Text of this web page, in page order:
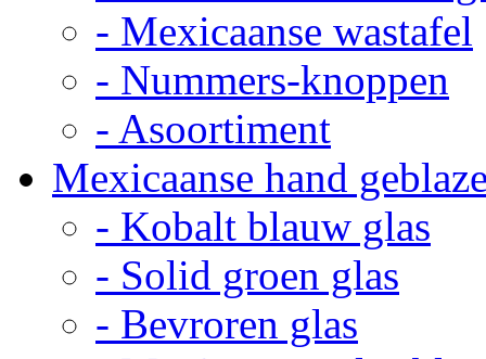
- Mexicaanse wastafel
- Nummers-knoppen
- Asoortiment
Mexicaanse hand
- Kobalt blauw glas
- Solid groen glas
- Bevroren glas